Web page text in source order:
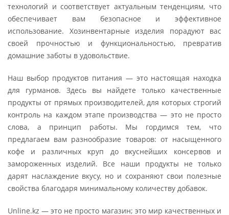
технологий и соответствует актуальным тенденциям, что
обеспечивает вам безопасное и эффективное
использование. Хозинвентарные изделия порадуют вас
своей прочностью и функциональностью, превратив
домашние заботы в удовольствие.
Наш выбор продуктов питания — это настоящая находка
для гурманов. Здесь вы найдете только качественные
продукты от прямых производителей, для которых строгий
контроль на каждом этапе производства — это не просто
слова, а принцип работы. Мы гордимся тем, что
предлагаем вам разнообразие товаров: от насыщенного
кофе и различных круп до вкуснейших консервов и
замороженных изделий. Все наши продукты не только
дарят наслаждение вкусу, но и сохраняют свои полезные
свойства благодаря минимальному количеству добавок.
Unline.kz — это не просто магазин; это мир качественных и